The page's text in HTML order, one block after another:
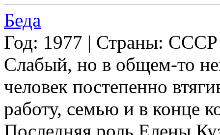
Беда
Год: 1977 | Страны: СССР
Слабый, но в общем-то
человек постепенно
работу, семью и в конце
Последняя роль Елены